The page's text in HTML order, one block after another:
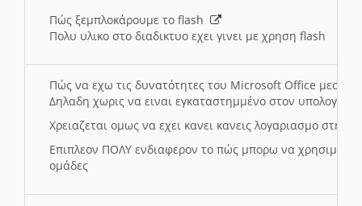
Πώς ξεμπλοκάρουμε το flash
Πολυ υλικο στο διαδικτυο εχει γινει με χρηση flash
Πώς να εχω τις δυνατότητες του Microsoft Office μεσω
Δηλαδη χωρις να ειναι εγκαταστημμένο στον
Χρειαζεται ομως να εχει κανει κανεις λογαριασμο στη
Επιπλεον ΠΟΛΥ ενδιαφερον το πώς μπορω να
ομάδες